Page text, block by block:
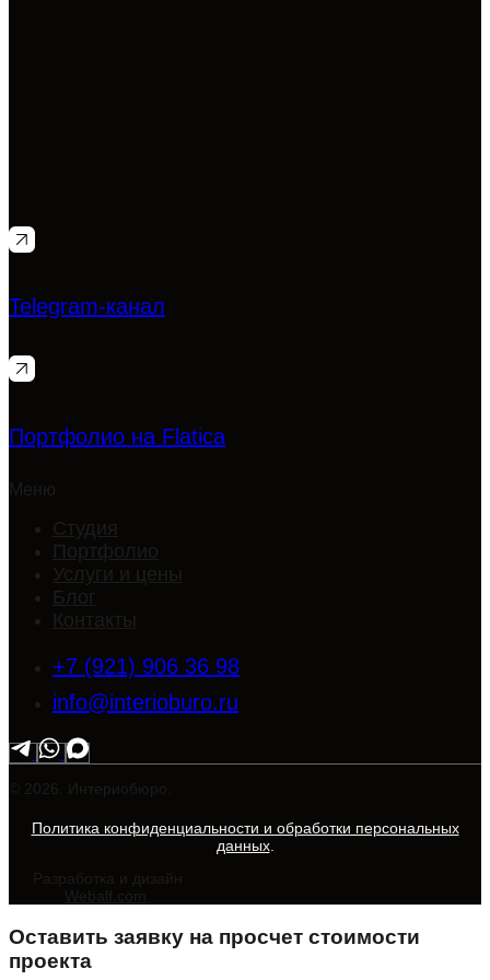
Telegram-канал
Портфолио на Flatica
Меню
Студия
Портфолио
Услуги и цены
+7 (921) 906 36 98
info@interioburo.ru
© 2026. Интериобюро.
Политика конфиденциальности и обработки персональных
данных.
Разработка и дизайн
Webalf.com
Оставить заявку на просчет стоимости
проекта